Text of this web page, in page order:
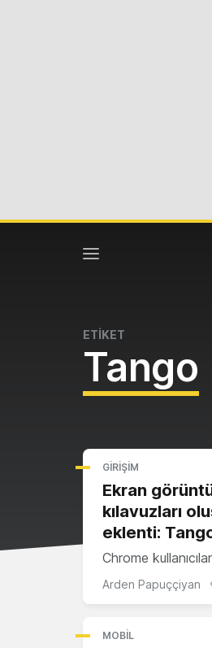
ETİKET
Tango
GIRIŞIM
Ekran
kılavuzları
eklenti:
Chrome
Arden Papuççiyan
MOBIL